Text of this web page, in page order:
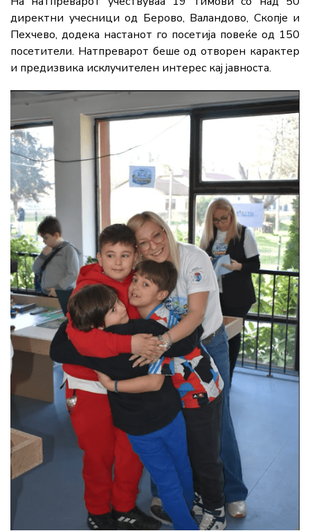
директни учесници од Берово, Валандово, Скопје и
Пехчево, додека настанот го посетија повеќе од 150
посетители. Натпреварот беше од отворен карактер
и предизвика исклучителен интерес кај јавноста.